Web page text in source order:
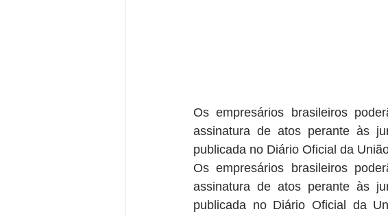
Os empresários brasileiros
assinatura de atos perante às
publicada no Diário Oficial da
Os empresários brasileiros
assinatura de atos perante às
publicada no Diário Oficial da